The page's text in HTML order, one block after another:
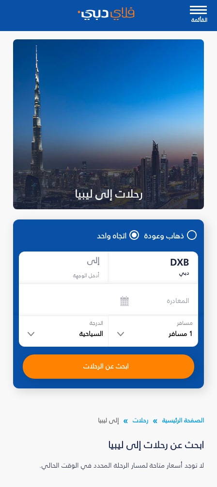
القأئمة
رحلات إلى ليبيا
ذهاب وعودة اتجاه واحد
DXB
دبي
إلى
أدخل الوجهة
المغادرة
مسافر
1 مسافر
الدرجة
السياحية
ابحث عن الرحلات
الصفحة الرئيسية رحلات إلى ليبيا
ابحث عن رحلات إلى ليبيا
لا توجد أسعار متاحة لمسار الرحلة المحدد في الوقت الحالي.